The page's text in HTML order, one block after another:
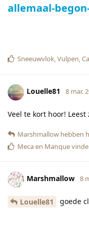
allemaal-
Sneeuwvlok Vulpen
Louelle81 8 mar.
Veel te kort hoor! Leest
Marshmallow hebben
Mecaen Manque
Marshmallow 8
Louelle81 goede